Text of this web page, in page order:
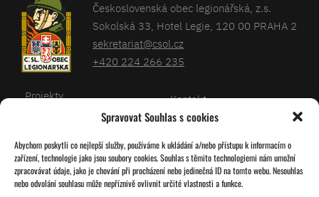
Spravovat Souhlas s cookies
Abychom poskytli co nejlepší služby, používáme k ukládání a/nebo přístupu k informacím o
zařízení, technologie jako jsou soubory cookies. Souhlas s těmito technologiemi nám umožní
zpracovávat údaje, jako je chování při procházení nebo jedinečná ID na tomto webu. Nesouhlas
nebo odvolání souhlasu může nepříznivě ovlivnit určité vlastnosti a funkce.
Československá obec legionářská, z.s.
Sokolská 33, Hotel Legie, 120 00 PRAHA 2
sekretariat@csol.cz
+420 224 266 235
Projekty
Kalendář
O nás
Kontakt
Databáze legionářů
Pro členy
Zásady cookies